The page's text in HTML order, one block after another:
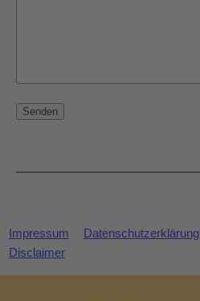
Impressum Datenschutzerklärung
Disclaimer